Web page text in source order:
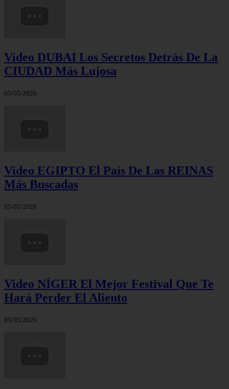
Video DUBAI Los Secretos Detrás De La
CIUDAD Más Lujosa
05/05/2026
Video EGIPTO El País De Las REINAS
Más Buscadas
05/05/2026
Video NÍGER El Mejor Festival Que Te
Hará Perder El Aliento
05/05/2026